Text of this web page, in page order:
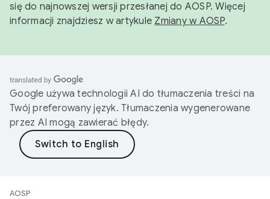
się do najnowszej wersji przesłanej do AOSP. Więcej
informacji znajdziesz w artykule Zmiany w AOSP.
Google używa technologii AI do tłumaczenia treści na
Twój preferowany język. Tłumaczenia wygenerowane
przez AI mogą zawierać błędy.
AOSP